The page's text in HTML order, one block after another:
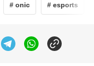
# onic # esports